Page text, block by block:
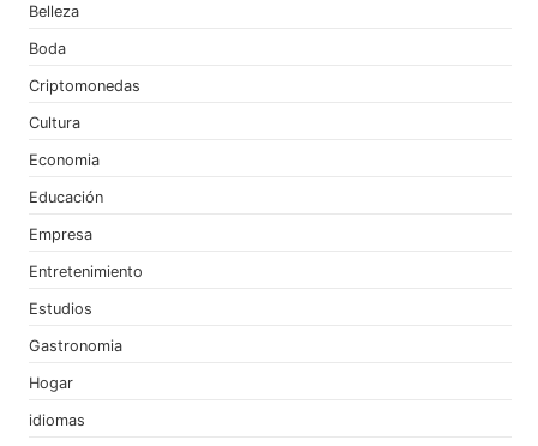
Belleza
Boda
Criptomonedas
Cultura
Economia
Educación
Empresa
Entretenimiento
Estudios
Gastronomia
Hogar
idiomas